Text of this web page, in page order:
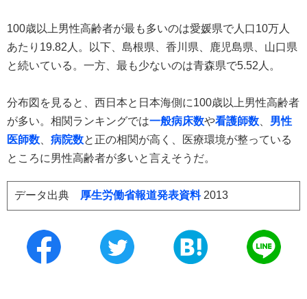
100歳以上男性高齢者が最も多いのは愛媛県で人口10万人
あたり19.82人。以下、島根県、香川県、鹿児島県、山口県
と続いている。一方、最も少ないのは青森県で5.52人。
分布図を見ると、西日本と日本海側に100歳以上男性高齢者
が多い。相関ランキングでは一般病床数や看護師数
男性
医師数
病院数と正の相関が高く、医療環境が整っている
ところに男性高齢者が多いと言えそうだ。
データ出典 厚生労働省報道発表資料2013